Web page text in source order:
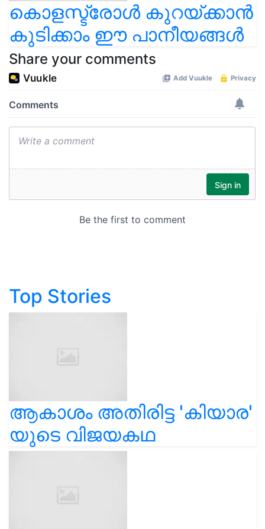
കൊളസ്ട്രോൾ കുറയ്ക്കാൻ
കുടിക്കാം ഈ പാനീയങ്ങൾ
Share your comments
Top Stories
ആകാശം അതിരിട്ട 'കിയാര'
യുടെ വിജയകഥ